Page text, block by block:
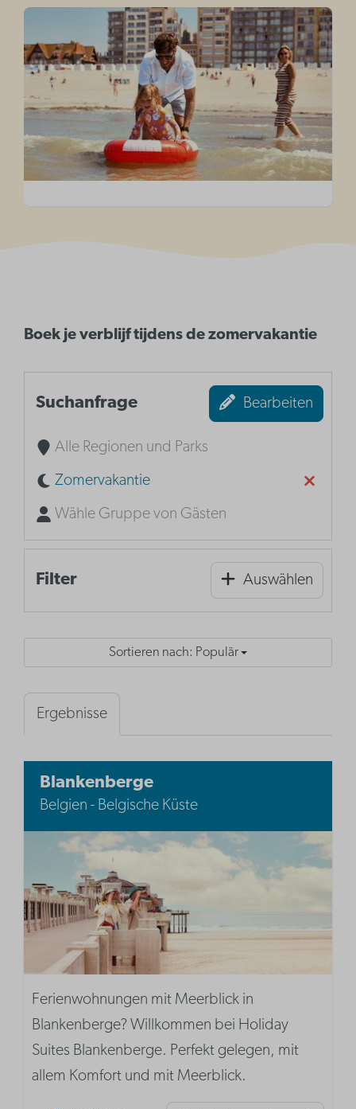
Boek je verblijf tijdens de zomervakantie
Suchanfrage Bearbeiten
Alle Regionen und Parks
Zomervakantie
Wähle Gruppe von Gästen
Filter Auswählen
Sortieren nach: Populär
Ergebnisse
Blankenberge
Belgien - Belgische Küste
Ferienwohnungen mit Meerblick in
Blankenberge? Willkommen bei Holiday
Suites Blankenberge. Perfekt gelegen, mit
allem Komfort und mit Meerblick.